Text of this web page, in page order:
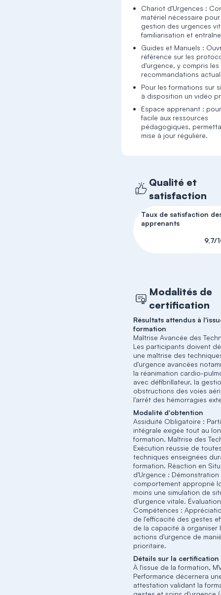
Chariot d'Urgences :
matériel nécessaire
gestion des urgences
familiarisation et
Guides et Manuels :
référence sur les
d'urgence, y compris les
recommandations
Pour les formations sur
à disposition un vidéo
Espace apprenant :
facile aux ressources
pédagogiques,
mise à jour régulière.
Qualité et
satisfaction
Taux de satisfaction
apprenants
9,7/
Modalités de
certification
Résultats attendus à
formation
Maîtrise Avancée des
Les participants doivent
une maîtrise des
d'urgence avancées
la réanimation cardio-
avec défibrillateur, la
obstructions des voies
l'arrêt des hémorragies
Modalité d'obtention
Assiduité Obligatoire :
intégrale exigée tout au
formation. Maîtrise des
Exécution réussie de
techniques enseignées
formation. Réaction en
d'Urgence : Démonstration
comportement approprié
moins une simulation de
d'urgence vitale.
Compétences :
de l'efficacité des gestes
de la capacité à organiser
actions d'urgence de
prioritaire.
Détails sur la certification
À l'issue de la formation,
Performance décernera
attestation validant la